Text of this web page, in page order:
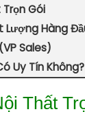
Gói
Lượng Hàng
Sales)
Uy Tín
Thất